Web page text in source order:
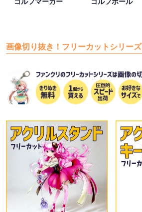
画像切り抜き！フリーカットシリーズ